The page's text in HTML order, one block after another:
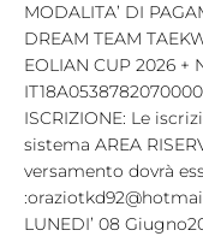
Amministrazione
Salute
Rivista Olympic
Links
MODALITA’ DI
DREAM TEAM
EOLIAN CUP 2026 +
ISCRIZIONE: Le
sistema AREA
versamento dovrà
LUNEDI’ 08